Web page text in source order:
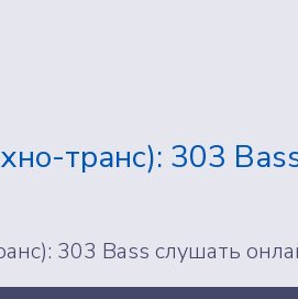
транс): 303
303 Bass слушать